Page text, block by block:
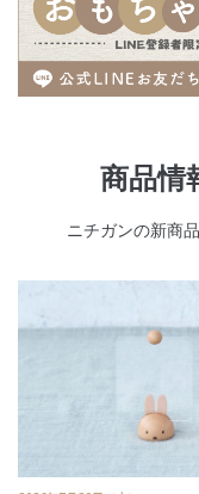
商品情
ニチガンの新商